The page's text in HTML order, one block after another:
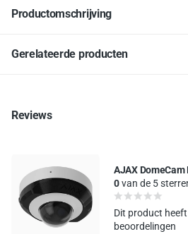
Productomschrijving
Gerelateerde producten
Reviews
AJAX
0van de 5
Dit product
beoordelingen